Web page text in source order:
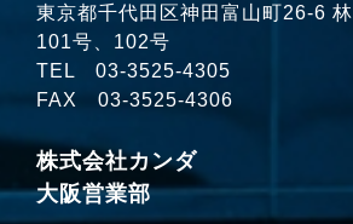
東京都千代田区神田富山町26-6
101号、102号
TEL 03-3525-4305
FAX 03-3525-4306
株式会社カンダ
大阪営業部